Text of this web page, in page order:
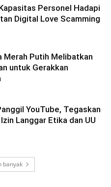
Personel Hadapi
Digital Love Scamming
Merah Putih Melibatkan
untuk Gerakkan
YouTube, Tegaskan
Langgar Etika dan UU
banyak